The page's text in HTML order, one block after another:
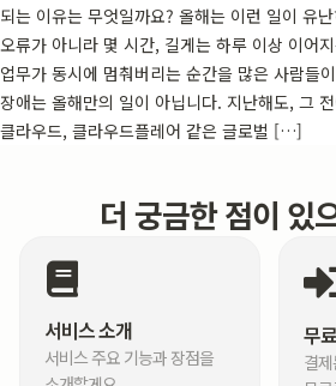
되는 이유는 무엇일까요? 올해는 이런 일이 유
오류가 아니라 몇 시간, 길게는 하루 이상 이어
업무가 동시에 멈춰버리는 순간을 많은 사람들
장애는 올해만의 일이 아닙니다. 지난해도, 그
클라우드, 클라우드플레어 같은 글로벌 […]
더 궁금한 점이 있
서비스 소개
서비스 주요 기능과 장점을
무
결